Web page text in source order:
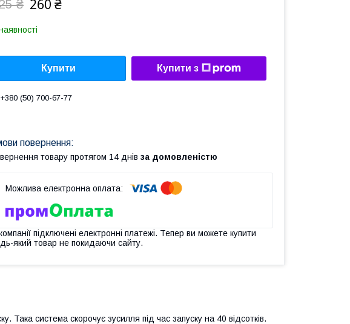
₴ 260 ₴
Купити Купити з
+380 (50) 700-67-77
товару протягом 14 днів за домовленістю
підключені електронні платежі. Тепер ви можете купити
який товар не покидаючи сайту.
Така система скорочує зусилля під час запуску на 40 відсотків.